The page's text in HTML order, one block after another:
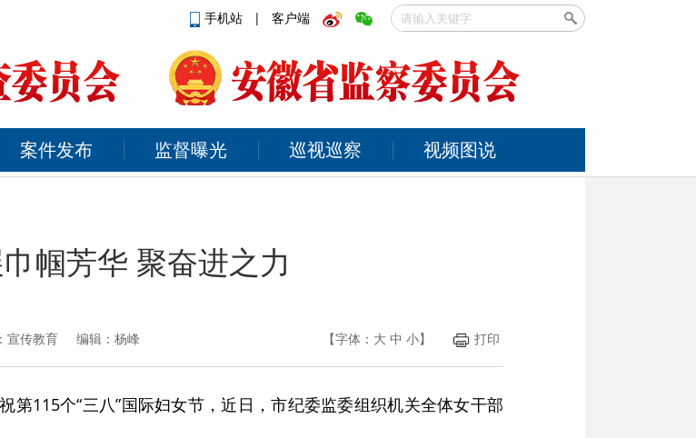
手机站 | 客户端
案件发布 监督曝光 巡视巡察 视频图说
帼芳华 聚奋进之力
传教育 编辑：杨峰 【字体： 大 中 小】 打印
第115个“三八”国际妇女节，近日，市纪委监委组织机关全体女干部